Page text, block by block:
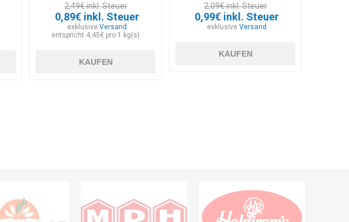
2,49€ inkl. Steuer
0,89€ inkl. Steuer
exklusiveVersand
entspricht 4,45€ pro 1 kg(s)
KAUFEN
2,09€ inkl. Steuer
0,99€ inkl. Steuer
exklusiveVersand
KAUFEN